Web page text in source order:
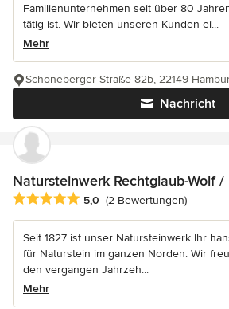
Familienunternehmen seit über 80
tätig ist. Wir bieten unseren Kunden ei...
Mehr
Nachricht
Schöneberger Straße 82b, 22149
Natursteinwerk Rechtglaub-Wolf
Durchschnittliche Bewertung: 5 von 5
5,0 (2 Bewertungen)
Seit 1827 ist unser Natursteinwerk Ihr
für Naturstein im ganzen Norden. Wir
den vergangen Jahrzeh...
Mehr